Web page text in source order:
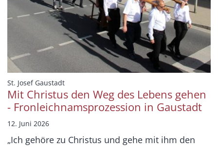
St. Josef Gaustadt:
Mit Christus den Weg des Lebens gehen
- Fronleichnamsprozession in Gaustadt
12. Juni 2026
„Ich gehöre zu Christus und gehe mit ihm den